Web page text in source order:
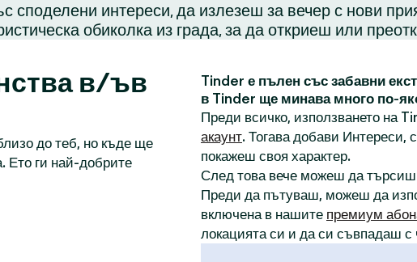
интереси, да излезеш за вечер с нови
обиколка из града, за да откриеш или
в/ъв
до теб, но къде ще
Ето ги най-добрите
Tinder е пълен със забавни
в Tinder ще минава много по-
Преди всичко, използването на
акаунт. Тогава добави
покажеш своя характер.
След това вече можеш да търсиш
Преди да пътуваш, можеш да
включена в нашите премиум
локацията си и да си съвпадаш с